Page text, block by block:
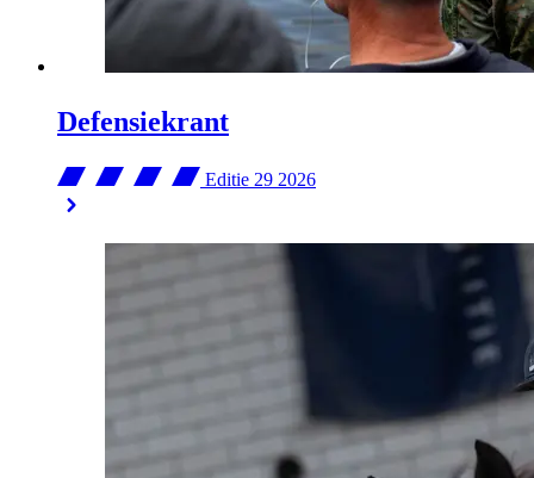
Defensiekrant
Editie 29 2026